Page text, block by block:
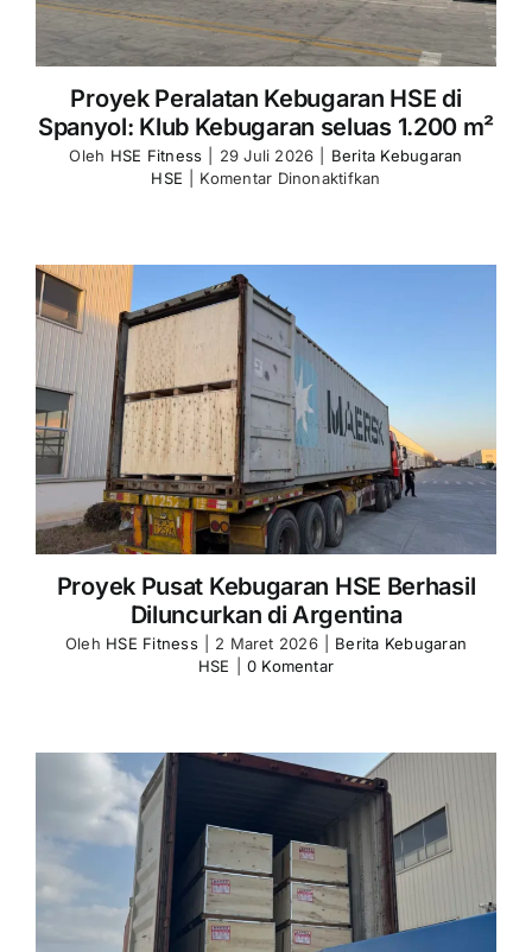
Proyek Peralatan Kebugaran HSE di
Spanyol: Klub Kebugaran seluas 1.200 m²
Oleh HSE Fitness 29 Juli 2026
Berita Kebugaran
HSE
Komentar Dinonaktifkan
Project
Proyek Pusat Kebugaran HSE Berhasil
Diluncurkan di Argentina
Oleh HSE Fitness 2 Maret 2026
Berita Kebugaran
HSE
0 Komentar